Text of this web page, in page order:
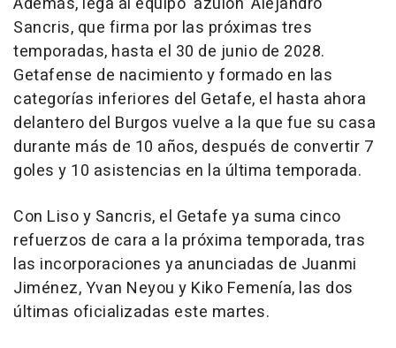
Sancris, que firma por las próximas tres
temporadas, hasta el 30 de junio de 2028.
Getafense de nacimiento y formado en las
categorías inferiores del Getafe, el hasta ahora
delantero del Burgos vuelve a la que fue su casa
durante más de 10 años, después de convertir 7
goles y 10 asistencias en la última temporada.
Con Liso y Sancris, el Getafe ya suma cinco
refuerzos de cara a la próxima temporada, tras
las incorporaciones ya anunciadas de Juanmi
Jiménez, Yvan Neyou y Kiko Femenía, las dos
últimas oficializadas este martes.